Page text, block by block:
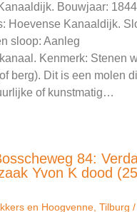
Bouwjaar:
Hoevense Kanaaldijk.
sloop: Aanleg
Kenmerk: Stenen
berg). Dit is een molen
of kunstmatig…
84:
Yvon K dood
en Hoogvenne Tilburg /